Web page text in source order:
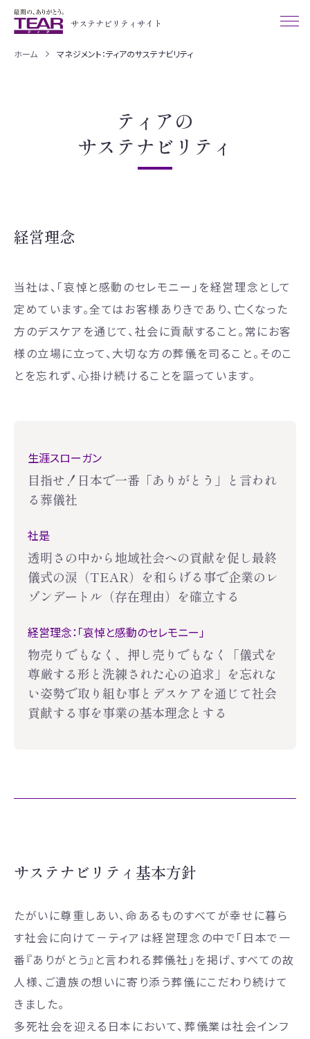
サステナビリティサイト
ホーム マネジメント：ティアのサステナビリティ
ティアの
サステナビリティ
経営理念
当社は、「哀悼と感動のセレモニー」を経営理念として
定めています。全てはお客様ありきであり、亡くなった
方のデスケアを通じて、社会に貢献すること。常にお客
様の立場に立って、大切な方の葬儀を司ること。そのこ
とを忘れず、心掛け続けることを謳っています。
生涯スローガン
目指せ！日本で一番「ありがとう」と言われ
る葬儀社
社是
透明さの中から地域社会への貢献を促し最終
儀式の涙（TEAR）を和らげる事で企業のレ
ゾンデートル（存在理由）を確立する
経営理念：「哀悼と感動のセレモニー」
物売りでもなく、押し売りでもなく
「儀式を
尊厳する形と洗練された心の追求」を忘れな
い姿勢で取り組む事と デスケアを通じて社会
貢献する事を事業の基本理念とする
サステナビリティ基本方針
たがいに尊重しあい、命あるものすべてが幸せに暮ら
す社会に向けて－ティアは経営理念の中で「日本で一
番『ありがとう』と言われる葬儀社」を掲げ、すべての故
人様、ご遺族の想いに寄り添う葬儀にこだわり続けて
きました。
多死社会を迎える日本において、葬儀業は社会インフ